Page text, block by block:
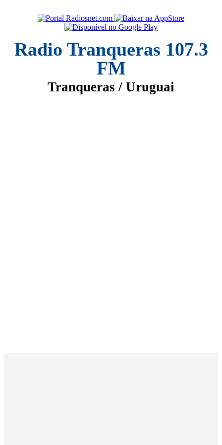
Radio Tranqueras 107.3
FM
Tranqueras / Uruguai